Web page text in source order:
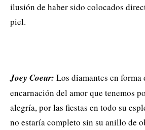
ilusión de haber sido colocados
piel.
Joey Coeur: Los diamantes en forma
encarnación del amor que tenemos
alegría, por las fiestas en todo su
no estaría completo sin su anillo de